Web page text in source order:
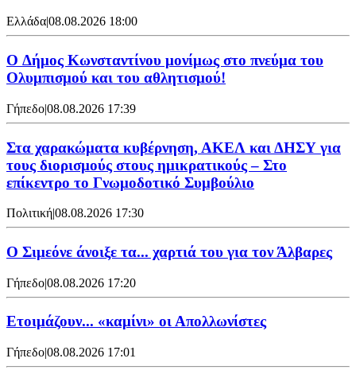
Ελλάδα|08.08.2026 18:00
O Δήμος Κωνσταντίνου μονίμως στο πνεύμα του
Ολυμπισμού και του αθλητισμού!
Γήπεδο|08.08.2026 17:39
Στα χαρακώματα κυβέρνηση, ΑΚΕΛ και ΔΗΣΥ για
τους διορισμούς στους ημικρατικούς – Στο
επίκεντρο το Γνωμοδοτικό Συμβούλιο
Πολιτική|08.08.2026 17:30
Ο Σιμεόνε άνοιξε τα... χαρτιά του για τον Άλβαρες
Γήπεδο|08.08.2026 17:20
Ετοιμάζουν... «καμίνι» οι Απολλωνίστες
Γήπεδο|08.08.2026 17:01